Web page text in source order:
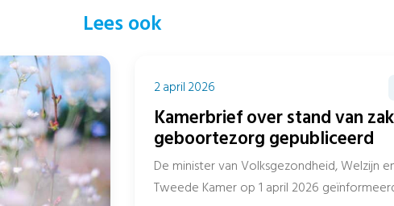
Lees ook
2 april 2026
Kamerbrief over stand van
geboortezorg gepubliceerd
De minister van Volksgezondheid, Welzijn
Tweede Kamer op 1 april 2026